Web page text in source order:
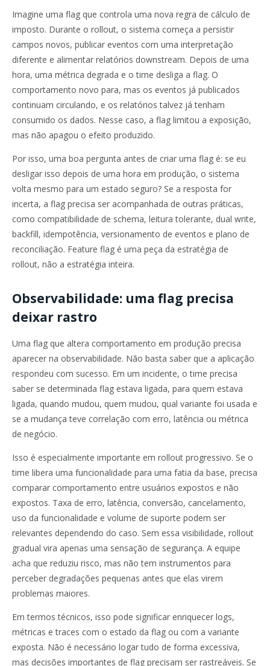
Imagine uma flag que controla uma nova regra de cálculo de
imposto. Durante o rollout, o sistema começa a persistir
campos novos, publicar eventos com uma interpretação
diferente e alimentar relatórios downstream. Depois de uma
hora, uma métrica degrada e o time desliga a flag. O
comportamento novo para, mas os eventos já publicados
continuam circulando, e os relatórios talvez já tenham
consumido os dados. Nesse caso, a flag limitou a exposição,
mas não apagou o efeito produzido.
Por isso, uma boa pergunta antes de criar uma flag é: se eu
desligar isso depois de uma hora em produção, o sistema
volta mesmo para um estado seguro? Se a resposta for
incerta, a flag precisa ser acompanhada de outras práticas,
como compatibilidade de schema, leitura tolerante, dual write,
backfill, idempotência, versionamento de eventos e plano de
reconciliação. Feature flag é uma peça da estratégia de
rollout, não a estratégia inteira.
Observabilidade: uma flag precisa
deixar rastro
Uma flag que altera comportamento em produção precisa
aparecer na observabilidade. Não basta saber que a aplicação
respondeu com sucesso. Em um incidente, o time precisa
saber se determinada flag estava ligada, para quem estava
ligada, quando mudou, quem mudou, qual variante foi usada e
se a mudança teve correlação com erro, latência ou métrica
de negócio.
Isso é especialmente importante em rollout progressivo. Se o
time libera uma funcionalidade para uma fatia da base, precisa
comparar comportamento entre usuários expostos e não
expostos. Taxa de erro, latência, conversão, cancelamento,
uso da funcionalidade e volume de suporte podem ser
relevantes dependendo do caso. Sem essa visibilidade, rollout
gradual vira apenas uma sensação de segurança. A equipe
acha que reduziu risco, mas não tem instrumentos para
perceber degradações pequenas antes que elas virem
problemas maiores.
Em termos técnicos, isso pode significar enriquecer logs,
métricas e traces com o estado da flag ou com a variante
exposta. Não é necessário logar tudo de forma excessiva,
mas decisões importantes de flag precisam ser rastreáveis. Se